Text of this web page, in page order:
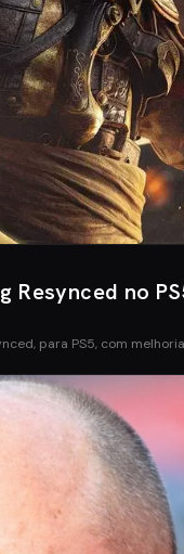
Resynced no
para PS5, com